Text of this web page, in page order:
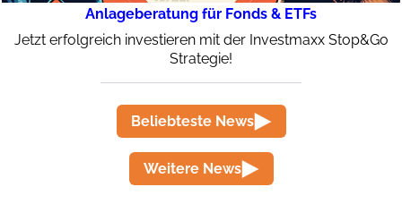
Anlageberatung für Fonds & ETFs
Jetzt erfolgreich investieren mit der Investmaxx Stop&Go
Strategie!
Beliebteste News
Weitere News